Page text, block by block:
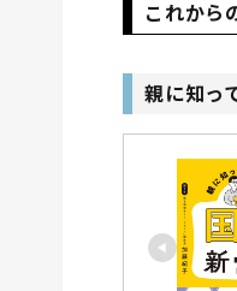
これから
親に知っ